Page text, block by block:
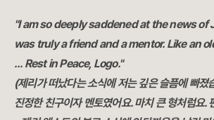
"I am so deeply saddened at the news of
was truly a friend and a mentor. Like an
... Rest in Peace, Logo."
(제리가 떠났다는 소식에 저는 깊은 슬픔에 빠졌
진정한 친구이자 멘토였어요. 마치 큰 형처럼요.